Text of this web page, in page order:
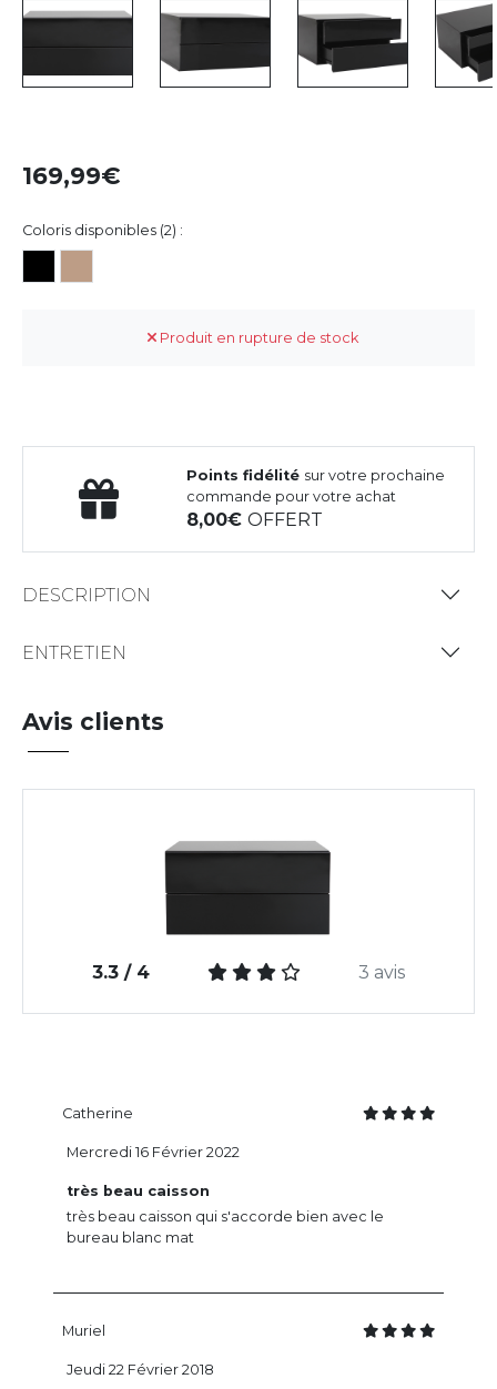
169,99
Coloris disponibles (2) :
Produit en rupture de stock
Points fidélité sur votre prochaine
commande pour votre achat
8,00OFFERT
DESCRIPTION
ENTRETIEN
Avis clients
3.3 / 4 3 avis
Catherine
très beau caisson
très beau caisson qui s'accorde bien avec le
bureau blanc mat
Mercredi 16 Février 2022
Muriel
Jeudi 22 Février 2018